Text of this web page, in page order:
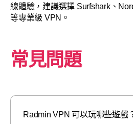
線體驗，建議選擇 Surfshark、
等專業級 VPN。
常見問題
Radmin VPN 可以玩哪些遊戲